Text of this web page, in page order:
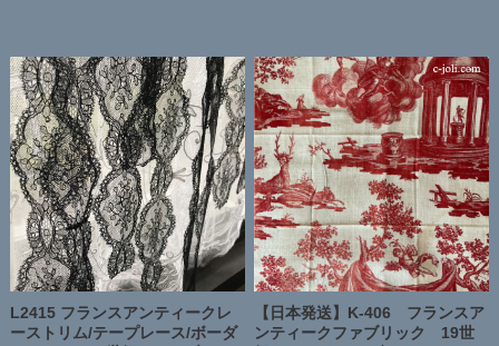
L2415 フランスアンティークレ
ーストリム/テープレース/ボーダ
【日本発送】K-406 フランスア
ンティークファブリック 19世